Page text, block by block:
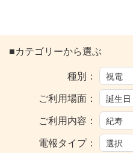
■カテゴリーから選ぶ
種別：
ご利用場面：
ご利用内容：
電報タイプ：